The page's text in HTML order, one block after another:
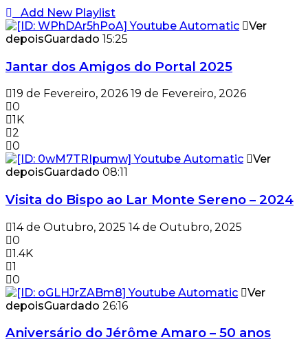
Add New Playlist
Ver
depoisGuardado 15:25
Jantar dos Amigos do Portal 2025
19 de Fevereiro, 2026 19 de Fevereiro, 2026
0
1K
2
0
Ver
depoisGuardado 08:11
Visita do Bispo ao Lar Monte Sereno – 2024
14 de Outubro, 2025 14 de Outubro, 2025
0
1.4K
1
0
Ver
depoisGuardado 26:16
Aniversário do Jérôme Amaro – 50 anos